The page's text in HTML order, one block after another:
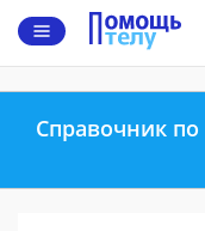
Справочник